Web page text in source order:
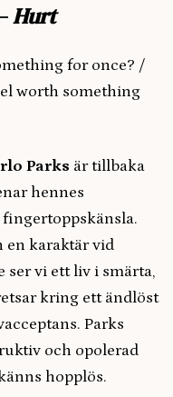
Hurt
for once? /
worth something
Parks är tillbaka
hennes
en karaktär vid
ser vi ett liv i smärta,
kring ett ändlöst
Parks
och opolerad
hopplös.